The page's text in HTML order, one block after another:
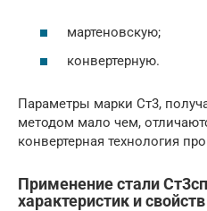
мартеновскую;
конвертерную.
Параметры марки Ст3,
методом мало чем,
конвертерная технология
Применение стали
характеристик и свойств